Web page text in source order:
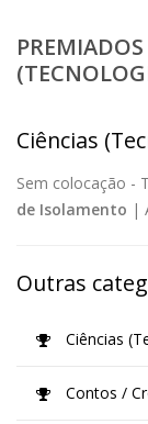
Ciências
Sem colocação -
de Isolamento |
Outras
Ciências
Contos /